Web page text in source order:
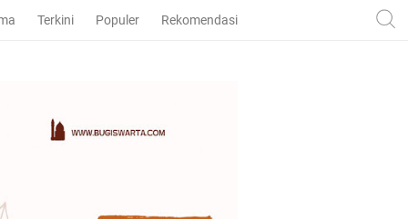
Terkini Populer Rekomendasi